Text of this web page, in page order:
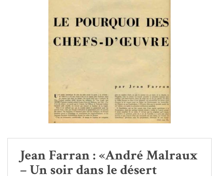
Jean Farran : «André Malraux
– Un soir dans le désert